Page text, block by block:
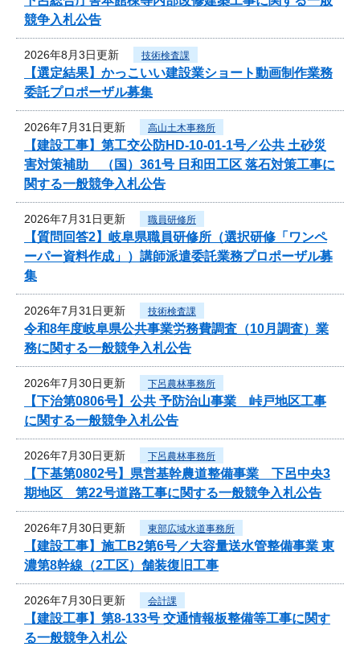
競争入札公告
2026年8月3日更新 技術検査課
【選定結果】かっこいい建設業ショート動画制作業務
委託プロポーザル募集
2026年7月31日更新 高山土木事務所
【建設工事】第工交公防HD-10-01-1号／公共 土砂災
害対策補助 （国）361号 日和田工区 落石対策工事に
関する一般競争入札公告
2026年7月31日更新 職員研修所
【質問回答2】岐阜県職員研修所（選択研修「ワンペ
ーパー資料作成」）講師派遣委託業務プロポーザル募
集
2026年7月31日更新 技術検査課
令和8年度岐阜県公共事業労務費調査（10月調査）業
務に関する一般競争入札公告
2026年7月30日更新 下呂農林事務所
【下治第0806号】公共 予防治山事業 峠戸地区工事
に関する一般競争入札公告
2026年7月30日更新 下呂農林事務所
【下基第0802号】県営基幹農道整備事業 下呂中央3
期地区 第22号道路工事に関する一般競争入札公告
2026年7月30日更新 東部広域水道事務所
【建設工事】施工B2第6号／大容量送水管整備事業 東
濃第8幹線（2工区）舗装復旧工事
2026年7月30日更新 会計課
【建設工事】第8-133号 交通情報板整備等工事に関す
る一般競争入札公